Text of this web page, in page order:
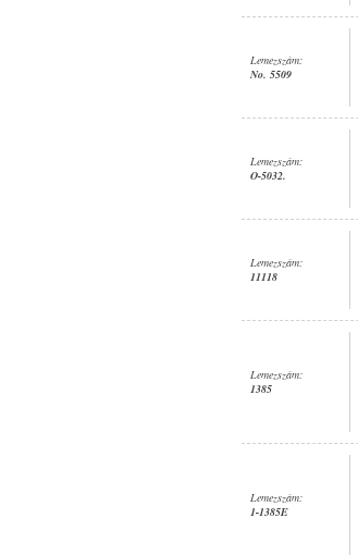
Lemezszám:
No. 5509
Lemezszám:
O-5032.
Lemezszám:
11118
Lemezszám:
1385
Lemezszám:
1-1385E